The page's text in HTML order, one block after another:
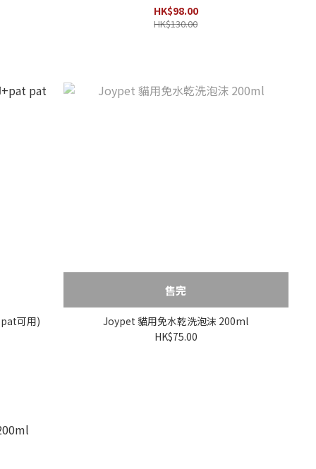
HK$98.00
HK$130.00
可用)
售完
Joypet 貓用免水乾洗泡沫 200ml
HK$75.00